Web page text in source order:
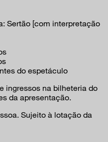
Sertão [com interpretação
do espetáculo
ingressos na bilheteria do
da apresentação.
Sujeito à lotação da